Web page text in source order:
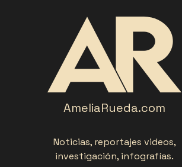
AmeliaRueda.com
Noticias, reportajes videos,
investigación, infografías.